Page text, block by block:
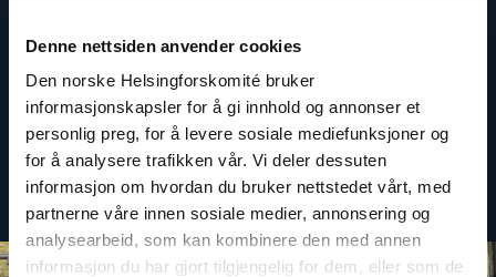
Denne nettsiden anvender cookies
Den norske Helsingforskomité bruker
informasjonskapsler for å gi innhold og annonser et
personlig preg, for å levere sosiale mediefunksjoner og
for å analysere trafikken vår. Vi deler dessuten
informasjon om hvordan du bruker nettstedet vårt, med
partnerne våre innen sosiale medier, annonsering og
analysearbeid, som kan kombinere den med annen
informasjon du har gjort tilgjengelig for dem, eller som de
barricades of other women, focusing on the greatest
human rights challenges facing women in Europe today.
Read more